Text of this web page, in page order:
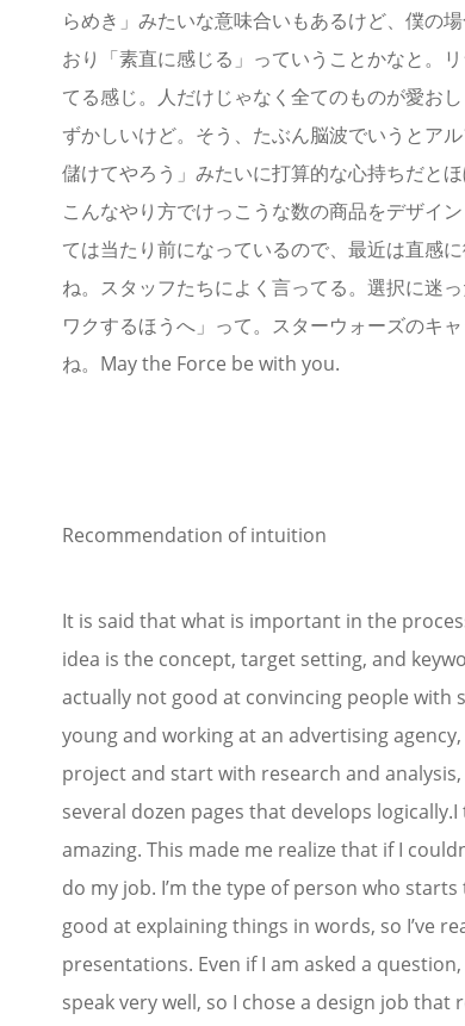
らめき」みたいな意味合いもあるけど、僕の
おり「素直に感じる」っていうことかなと。
てる感じ。人だけじゃなく全てのものが愛お
ずかしいけど。そう、たぶん脳波でいうとア
儲けてやろう」みたいに打算的な心持ちだと
こんなやり方でけっこうな数の商品をデザイ
ては当たり前になっているので、最近は直感
ね。スタッフたちによく言ってる。選択に迷
ワクするほうへ」って。スターウォーズのキ
ね。May the Force be with you.
Recommendation of intuition
It is said that what is important in the
idea is the concept, target setting, and
actually not good at convincing people with
young and working at an advertising
project and start with research and
several dozen pages that develops
amazing. This made me realize that if I
do my job. I’m the type of person who
good at explaining things in words, so I’ve
presentations. Even if I am asked a
speak very well, so I chose a design job that